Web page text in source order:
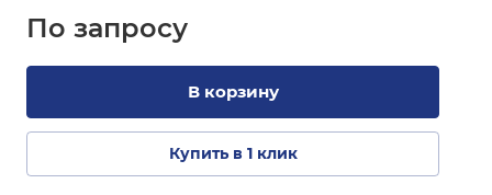
По запросу
В корзину
Купить в 1 клик